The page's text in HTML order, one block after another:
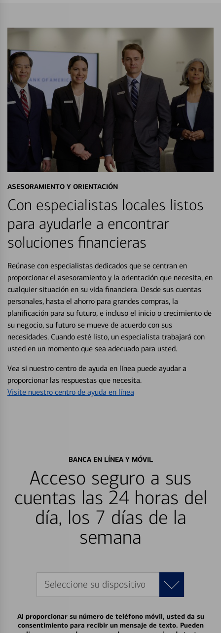
ASESORAMIENTO Y ORIENTACIÓN
Con especialistas locales listos
para ayudarle a encontrar
soluciones financieras
Reúnase con especialistas dedicados que se centran en
proporcionar el asesoramiento y la orientación que necesita, en
cualquier situación en su vida financiera. Desde sus cuentas
personales, hasta el ahorro para grandes compras, la
planificación para su futuro, e incluso el inicio o crecimiento de
su negocio, su futuro se mueve de acuerdo con sus
necesidades. Cuando esté listo, un especialista trabajará con
usted en un momento que sea adecuado para usted.
Vea si nuestro centro de ayuda en línea puede ayudar a
proporcionar las respuestas que necesita.
Visite nuestro centro de ayuda en línea
BANCA EN LÍNEA Y MÓVIL
Acceso seguro a sus
cuentas las 24 horas del
día, los 7 días de la
semana
Seleccione su dispositivo
Al proporcionar su número de teléfono móvil, usted da su
consentimiento para recibir un mensaje de texto. Pueden